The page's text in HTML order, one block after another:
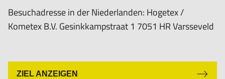
Besuchadresse in der Niederlanden: Hogetex /
Kometex B.V. Gesinkkampstraat 1 7051 HR Varsseveld
ZIEL ANZEIGEN